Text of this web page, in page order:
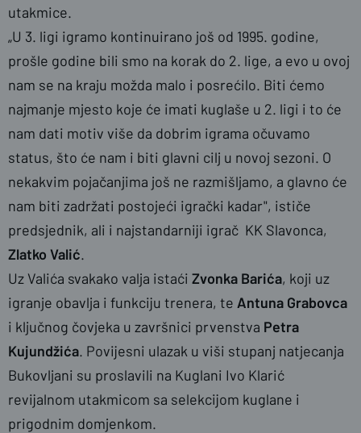
utakmice.
„U 3. ligi igramo kontinuirano još od 1995. godine,
prošle godine bili smo na korak do 2. lige, a evo u ovoj
nam se na kraju možda malo i posrećilo. Biti ćemo
najmanje mjesto koje će imati kuglaše u 2. ligi i to će
nam dati motiv više da dobrim igrama očuvamo
status, što će nam i biti glavni cilj u novoj sezoni. O
nekakvim pojačanjima još ne razmišljamo, a glavno će
nam biti zadržati postojeći igrački kadar", ističe
predsjednik, ali i najstandarniji igrač KK Slavonca,
Zlatko Valić.
Uz Valića svakako valja istaći Zvonka Barića, koji uz
igranje obavlja i funkciju trenera, te Antuna Grabovca
i ključnog čovjeka u završnici prvenstva Petra
Kujundžića. Povijesni ulazak u viši stupanj natjecanja
Bukovljani su proslavili na Kuglani Ivo Klarić
revijalnom utakmicom sa selekcijom kuglane i
prigodnim domjenkom.